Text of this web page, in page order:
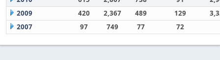
2009
420 2,367 489 129
2007
97 749 77 72